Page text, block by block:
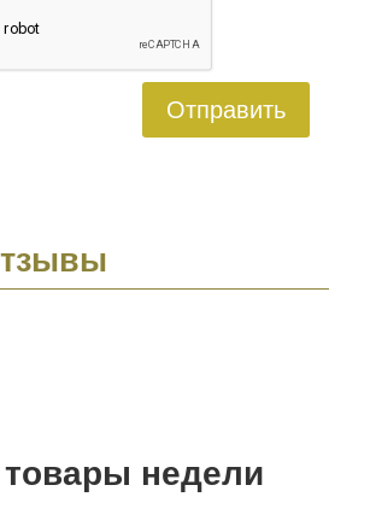
Отправить
недели